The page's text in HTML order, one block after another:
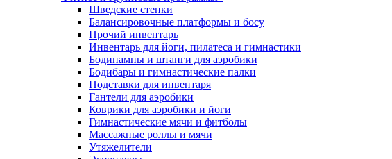
Шведские стенки
Балансировочные платформы и босу
Прочий инвентарь
Инвентарь для йоги, пилатеса и гимнастики
Бодипампы и штанги для аэробики
Бодибары и гимнастические палки
Подставки для инвентаря
Гантели для аэробики
Коврики для аэробики и йоги
Гимнастические мячи и фитболы
Массажные роллы и мячи
Утяжелители